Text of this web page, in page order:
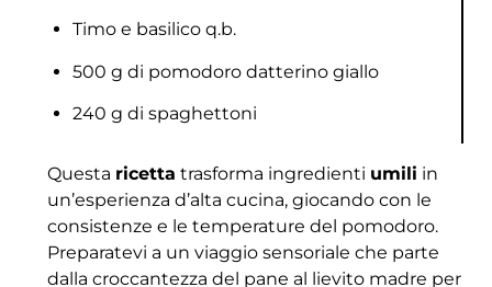
Timo e basilico q.b.
500 g di pomodoro datterino giallo
240 g di spaghettoni
Questa ricetta trasforma ingredienti umili in
un’esperienza d’alta cucina, giocando con le
consistenze e le temperature del pomodoro.
Preparatevi a un viaggio sensoriale che parte
dalla croccantezza del pane al lievito madre per